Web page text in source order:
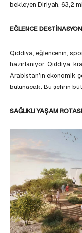
bekleyen Diriyah, 63,2
EĞLENCE
Qiddiya, eğlencenin,
hazırlanıyor. Qiddiya,
Arabistan’ın ekonomik
bulunacak. Bu şehrin
SAĞLIKLI YAŞAM